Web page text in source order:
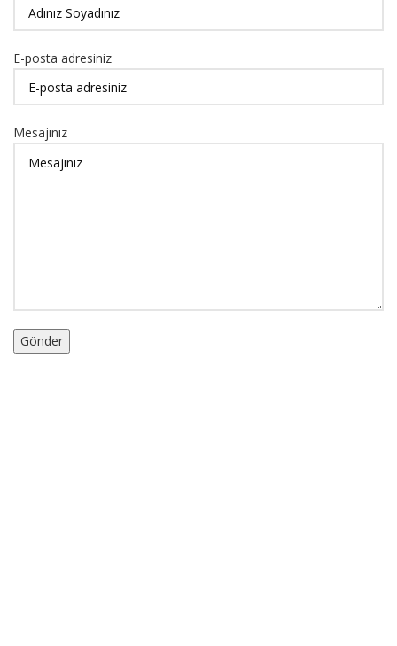
E-posta adresiniz
Mesajınız